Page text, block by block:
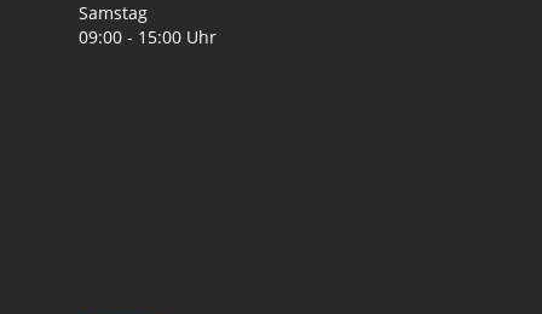
Samstag
09:00 - 15:00 Uhr